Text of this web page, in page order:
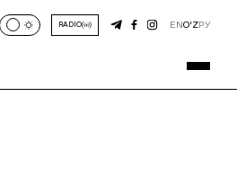
RADIO ENO‘ZРУ